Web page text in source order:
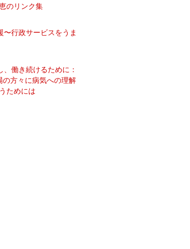
のリンク集
〜行政サービスをうま
、働き続けるために：
の方々に病気への理解
ためには